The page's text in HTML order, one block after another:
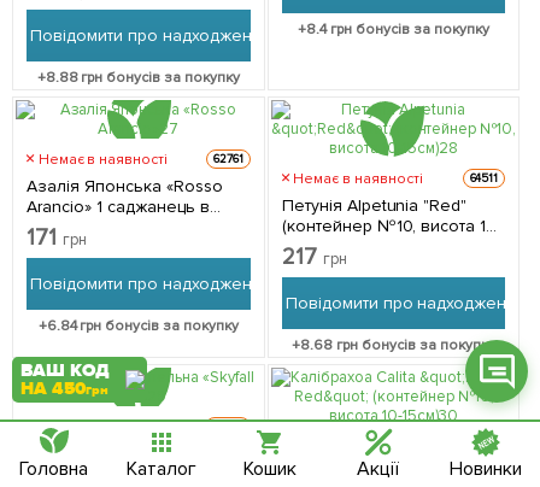
Повідомити про надходження
+8.88грн бонусів за покупку
+8.4грн бонусів за покупку
Немає в наявності 62761
Азалія Японська «Rosso
Arancio» 1 саджанець в
упаковці
171 грн
Повідомити про надходження
+6.84грн бонусів за покупку
Немає в наявності 64511
Петунія Alpetunia "Red"
(контейнер №10, висота 10-
15см) 1 саджанець в
упаковці
217 грн
Повідомити про надходження
+8.68 грн бонусів за покупку
Немає в наявності 64351
Хризантема ампельна
«Skyfall Red» 1 саджанець в
Телеграм
Вайбер
Інстаграм
Онлайн чат
ВАШ КОД
НА 450грн
Головна Каталог Кошик Акції Новинки